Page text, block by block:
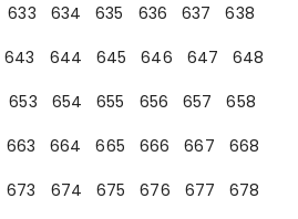
633 634 635 636 637
638
643 644 645 646 647
648
653 654 655 656 657
658
663 664 665 666 667
668
673 674 675 676 677
678